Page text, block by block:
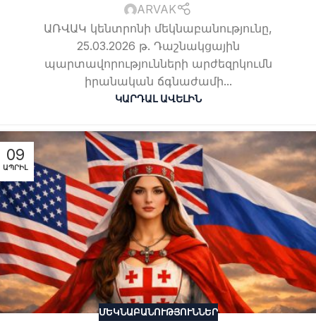
ARVAK
ԱՌՎԱԿ կենտրոնի մեկնաբանությունը,
25.03.2026 թ. Դաշնակցային
պարտավորությունների արժեզրկումն
իրանական ճգնաժամի...
ԿԱՐԴԱԼ ԱՎԵԼԻՆ
09
ԱՊՐԻԼ
ՄԵԿՆԱԲԱՆՈՒԹՅՈՒՆՆԵՐ